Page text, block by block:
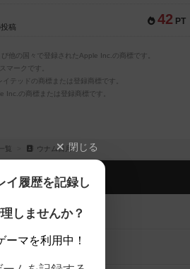
42 PT
稿
他の国々で登録されたApple Inc.の商標です。
マークです。
テッドの商標または登録商標です。
の商標または登録商標です。
覧 ウナム日月閉じる
イ履歴を記録し
しませんか？
ーマを利用中！
る
ビュー